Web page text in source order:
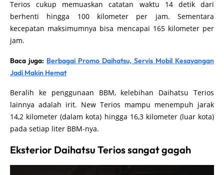
Terios cukup memuaskan catatan waktu 14 detik dari
berhenti hingga 100 kilometer per jam. Sementara
kecepatan maksimumnya bisa mencapai 165 kilometer per
jam.
Baca juga: Berbagai Promo Daihatsu, Servis Mobil Kesayangan
Jadi Makin Hemat
Beralih ke penggunaan BBM, kelebihan Daihatsu Terios
lainnya adalah irit. New Terios mampu menempuh jarak
14,2 kilometer (dalam kota) hingga 16,3 kilometer (luar kota)
pada setiap liter BBM-nya.
Eksterior Daihatsu Terios sangat gagah